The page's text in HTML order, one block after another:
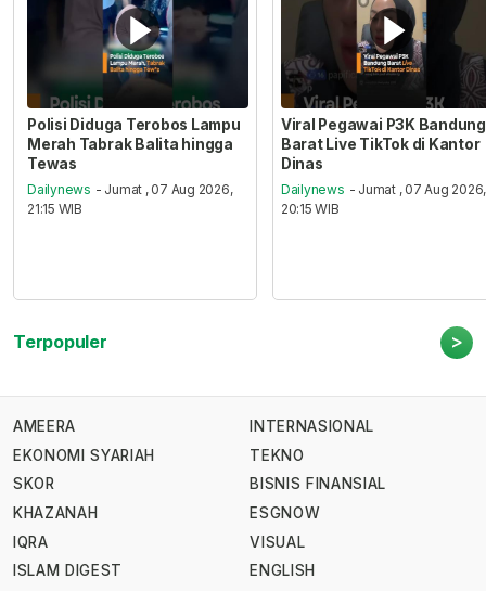
Polisi Diduga Terobos Lampu
Merah Tabrak Balita hingga
Tewas
Dailynews - Jumat , 07 Aug 2026,
21:15 WIB
Viral Pegawai P3K Bandung
Barat Live TikTok di Kantor
Dinas
Dailynews - Jumat , 07 Aug 2026,
20:15 WIB
Terpopuler >
AMEERA
EKONOMI SYARIAH
SKOR
KHAZANAH
IQRA
ISLAM DIGEST
INTERNASIONAL
TEKNO
BISNIS FINANSIAL
ESGNOW
VISUAL
ENGLISH